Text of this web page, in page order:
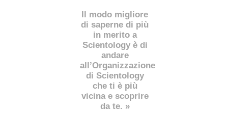
Il modo migliore
di saperne di più
in merito a
Scientology è di
andare
all’Organizzazione
di Scientology
che ti è più
vicina e scoprire
da te. »